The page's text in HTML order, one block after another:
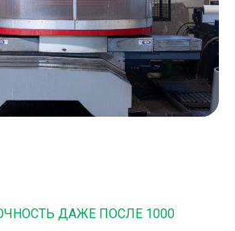
ДАЖЕ ПОСЛЕ 1000